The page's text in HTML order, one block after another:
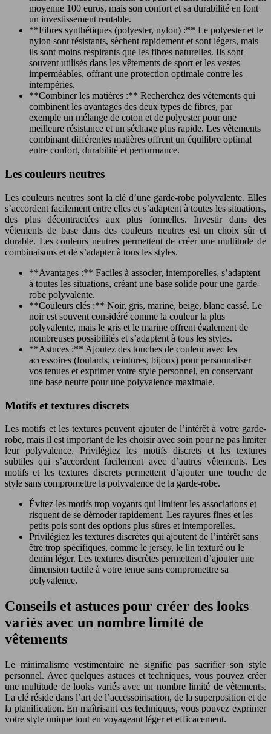
moyenne 100 euros, mais son confort et sa durabilité en font
un investissement rentable.
**Fibres synthétiques (polyester, nylon) :** Le polyester et le
nylon sont résistants, sèchent rapidement et sont légers, mais
ils sont moins respirants que les fibres naturelles. Ils sont
souvent utilisés dans les vêtements de sport et les vestes
imperméables, offrant une protection optimale contre les
intempéries.
**Combiner les matières :** Recherchez des vêtements qui
combinent les avantages des deux types de fibres, par
exemple un mélange de coton et de polyester pour une
meilleure résistance et un séchage plus rapide. Les vêtements
combinant différentes matières offrent un équilibre optimal
entre confort, durabilité et performance.
Les couleurs neutres
Les couleurs neutres sont la clé d’une garde-robe polyvalente. Elles
s’accordent facilement entre elles et s’adaptent à toutes les situations,
des plus décontractées aux plus formelles. Investir dans des
vêtements de base dans des couleurs neutres est un choix sûr et
durable. Les couleurs neutres permettent de créer une multitude de
combinaisons et de s’adapter à tous les styles.
**Avantages :** Faciles à associer, intemporelles, s’adaptent
à toutes les situations, créant une base solide pour une garde-
robe polyvalente.
**Couleurs clés :** Noir, gris, marine, beige, blanc cassé. Le
noir est souvent considéré comme la couleur la plus
polyvalente, mais le gris et le marine offrent également de
nombreuses possibilités et s’adaptent à tous les styles.
**Astuces :** Ajoutez des touches de couleur avec les
accessoires (foulards, ceintures, bijoux) pour personnaliser
vos tenues et exprimer votre style personnel, en conservant
une base neutre pour une polyvalence maximale.
Motifs et textures discrets
Les motifs et les textures peuvent ajouter de l’intérêt à votre garde-
robe, mais il est important de les choisir avec soin pour ne pas limiter
leur polyvalence. Privilégiez les motifs discrets et les textures
subtiles qui s’accordent facilement avec d’autres vêtements. Les
motifs et les textures discrets permettent d’ajouter une touche de
style sans compromettre la polyvalence de la garde-robe.
Évitez les motifs trop voyants qui limitent les associations et
risquent de se démoder rapidement. Les rayures fines et les
petits pois sont des options plus sûres et intemporelles.
Privilégiez les textures discrètes qui ajoutent de l’intérêt sans
être trop spécifiques, comme le jersey, le lin texturé ou le
denim léger. Les textures discrètes permettent d’ajouter une
dimension tactile à votre tenue sans compromettre sa
polyvalence.
Conseils et astuces pour créer des looks
variés avec un nombre limité de
vêtements
Le minimalisme vestimentaire ne signifie pas sacrifier son style
personnel. Avec quelques astuces et techniques, vous pouvez créer
une multitude de looks variés avec un nombre limité de vêtements.
La clé réside dans l’art de l’accessoirisation, de la superposition et de
la planification. En maîtrisant ces techniques, vous pouvez exprimer
votre style unique tout en voyageant léger et efficacement.